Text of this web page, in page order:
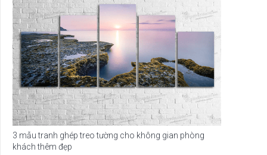
3 mẫu tranh ghép treo tường cho không gian phòng
khách thêm đẹp